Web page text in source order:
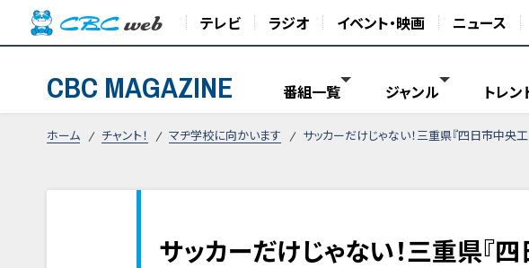
テレビ ラジオ イベント・映画 ニュース
CBC MAGAZINE 番組一覧 ジャンル トレン
ホーム チャント！ マヂ学校に向かいます サッカーだけじゃない！三重県『四日市中央
サッカーだけじゃない！三重県『